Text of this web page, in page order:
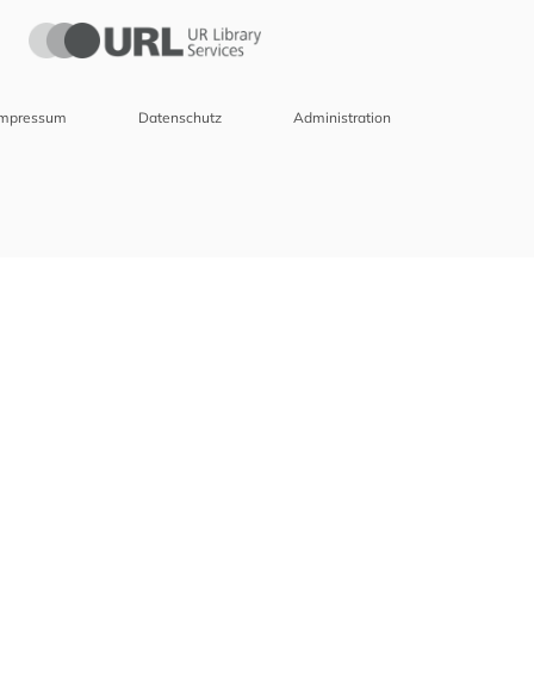
Datenschutz Administration